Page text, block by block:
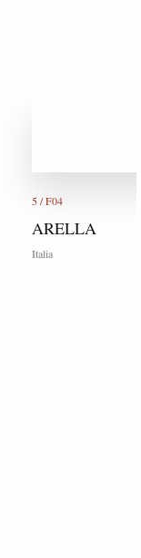
5 / F04
ARELLA
Italia